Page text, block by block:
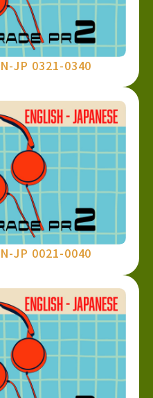
JP 0321-0340
JP 0021-0040